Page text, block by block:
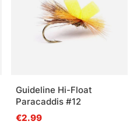
Guideline Hi-Float
Paracaddis #12
€2.99